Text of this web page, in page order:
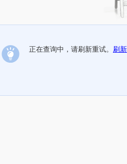
正在查询中，请刷新重试。 刷新